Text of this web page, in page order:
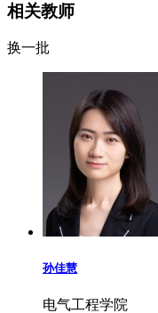
相关教师
换一批
孙佳慧
电气工程学院